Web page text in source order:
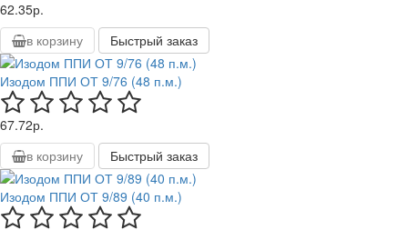
62.35р.
в корзину
Быстрый заказ
Изодом ППИ ОТ 9/76 (48 п.м.)
67.72р.
в корзину
Быстрый заказ
Изодом ППИ ОТ 9/89 (40 п.м.)